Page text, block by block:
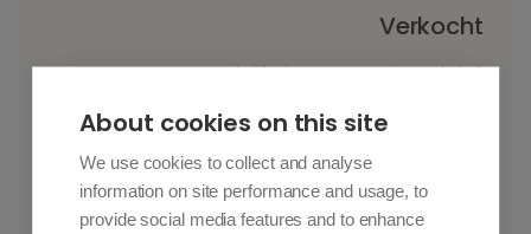
Verkocht
Schrijf u in op onze nieuwsbrief.
hoogte van nieuwe panden.
Schrijf u in
About cookies on this site
We use cookies to collect and analyse
information on site performance and usage, to
provide social media features and to enhance